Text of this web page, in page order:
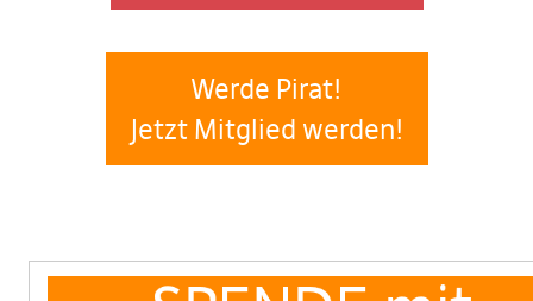
Werde Pirat!
Jetzt Mitglied werden!